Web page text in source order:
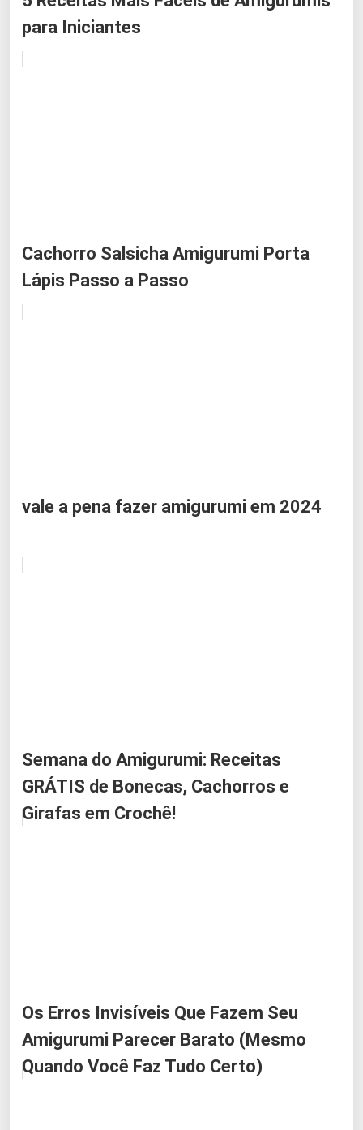
para Iniciantes
Cachorro Salsicha Amigurumi Porta
Lápis Passo a Passo
vale a pena fazer amigurumi em 2024
Semana do Amigurumi: Receitas
GRÁTIS de Bonecas, Cachorros e
Girafas em Crochê!
Os Erros Invisíveis Que Fazem Seu
Amigurumi Parecer Barato (Mesmo
Quando Você Faz Tudo Certo)